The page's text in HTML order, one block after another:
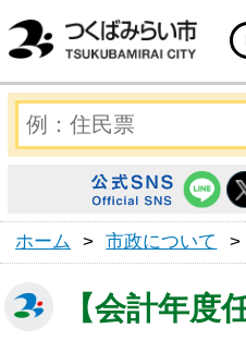
ホーム > 市政について >
【会計年度